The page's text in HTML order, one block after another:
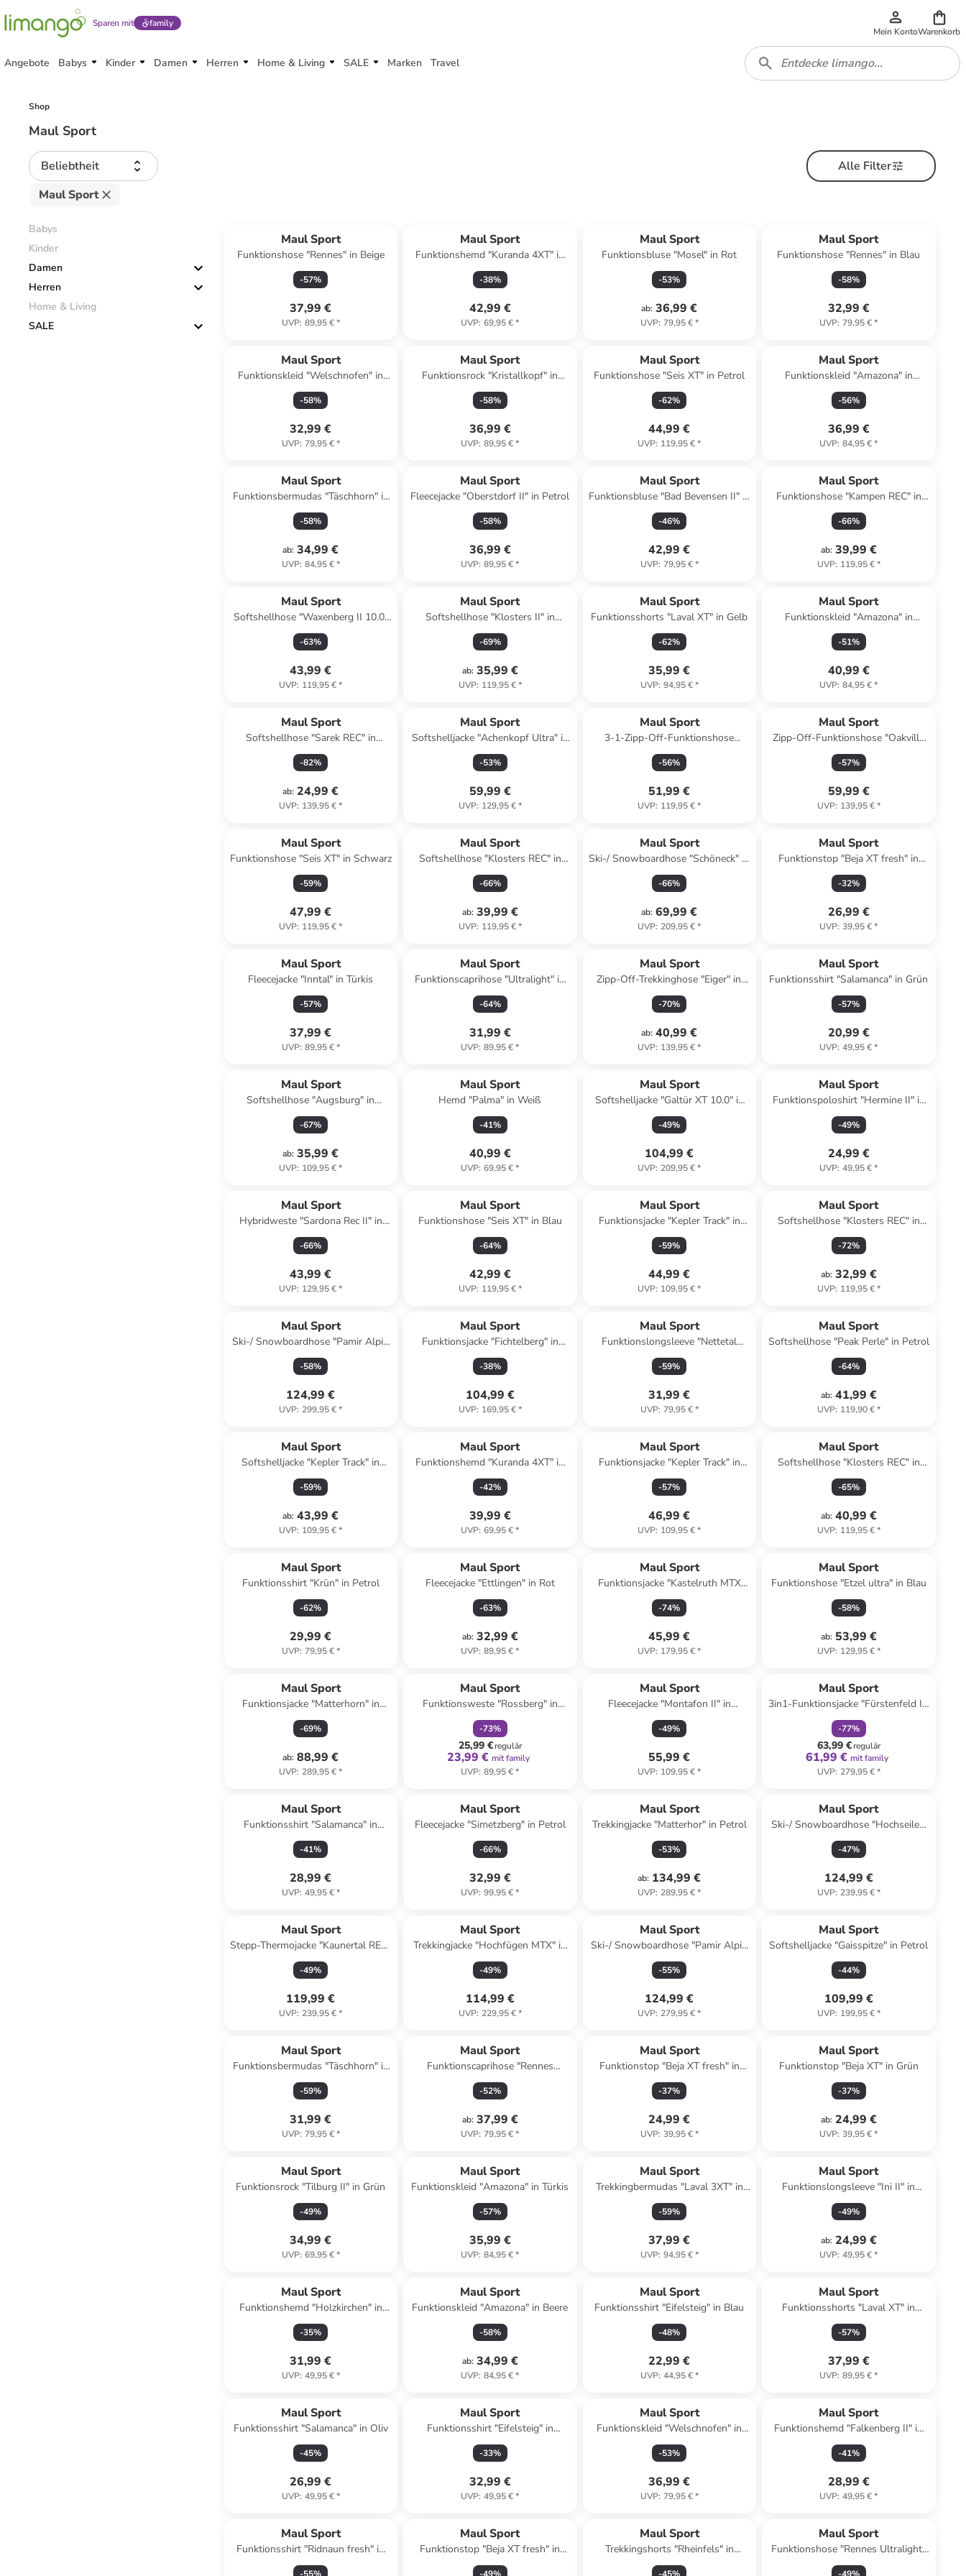
Sparen mit family
Mein KontoWarenkorb
Angebote Babys Kinder Damen Herren Home & Living SALE Marken Travel
Shop
Maul Sport
Beliebtheit
Alle Filter
Maul Sport
Babys
Kinder
Damen
Herren
Home & Living
SALE
Maul Sport
Funktionshose "Rennes" in Beige
-57%
37,99 €
UVP: 89,95 €*
Maul Sport
Funktionshemd "Kuranda 4XT" in
Pink
-38%
42,99 €
UVP: 69,95 €*
Maul Sport
Funktionsbluse "Mosel" in Rot
-53%
ab: 36,99 €
UVP: 79,95 €*
Maul Sport
Funktionshose "Rennes" in Blau
-58%
32,99 €
UVP: 79,95 €*
Maul Sport
Funktionskleid "Welschnofen" in
Anthrazit
-58%
32,99 €
UVP: 79,95 €*
Maul Sport
Funktionsrock "Kristallkopf" in
Dunkelblau
-58%
36,99 €
UVP: 89,95 €*
Maul Sport
Funktionshose "Seis XT" in Petrol
-62%
44,99 €
UVP: 119,95 €*
Maul Sport
Funktionskleid "Amazona" in
Dunkelblau
-56%
36,99 €
UVP: 84,95 €*
Maul Sport
Funktionsbermudas "Täschhorn" in
Schwarz
-58%
ab: 34,99 €
UVP: 84,95 €*
Maul Sport
Fleecejacke "Oberstdorf II" in Petrol
-58%
36,99 €
UVP: 89,95 €*
Maul Sport
Funktionsbluse "Bad Bevensen II" in
Pink
-46%
42,99 €
UVP: 79,95 €*
Maul Sport
Funktionshose "Kampen REC" in
Khaki
-66%
ab: 39,99 €
UVP: 119,95 €*
Maul Sport
Softshellhose "Waxenberg II 10.0"
in Schwarz
-63%
43,99 €
UVP: 119,95 €*
Maul Sport
Softshellhose "Klosters II" in
Braunrot
-69%
ab: 35,99 €
UVP: 119,95 €*
Maul Sport
Funktionsshorts "Laval XT" in Gelb
-62%
35,99 €
UVP: 94,95 €*
Maul Sport
Funktionskleid "Amazona" in
Koralle
-51%
40,99 €
UVP: 84,95 €*
Maul Sport
Softshellhose "Sarek REC" in
Anthrazit
-82%
ab: 24,99 €
UVP: 139,95 €*
Maul Sport
Softshelljacke "Achenkopf Ultra" in
Blau
-53%
59,99 €
UVP: 129,95 €*
Maul Sport
3-1-Zipp-Off-Funktionshose
"Feldberg II" in Schwarz
-56%
51,99 €
UVP: 119,95 €*
Maul Sport
Zipp-Off-Funktionshose "Oakville
2XT" in Grau
-57%
59,99 €
UVP: 139,95 €*
Maul Sport
Funktionshose "Seis XT" in Schwarz
-59%
47,99 €
UVP: 119,95 €*
Maul Sport
Softshellhose "Klosters REC" in
Schwarz
-66%
ab: 39,99 €
UVP: 119,95 €*
Maul Sport
Ski-/ Snowboardhose "Schöneck" in
Schwarz
-66%
ab: 69,99 €
UVP: 209,95 €*
Maul Sport
Funktionstop "Beja XT fresh" in
Pink
-32%
26,99 €
UVP: 39,95 €*
Maul Sport
Fleecejacke "Inntal" in Türkis
-57%
37,99 €
UVP: 89,95 €*
Maul Sport
Funktionscaprihose "Ultralight" in
Gelb
-64%
31,99 €
UVP: 89,95 €*
Maul Sport
Zipp-Off-Trekkinghose "Eiger" in
Petrol
-70%
ab: 40,99 €
UVP: 139,95 €*
Maul Sport
Funktionsshirt "Salamanca" in Grün
-57%
20,99 €
UVP: 49,95 €*
Maul Sport
Softshellhose "Augsburg" in
Schwarz
-67%
ab: 35,99 €
UVP: 109,95 €*
Maul Sport
Hemd "Palma" in Weiß
-41%
40,99 €
UVP: 69,95 €*
Maul Sport
Softshelljacke "Galtür XT 10.0" in
Blau
-49%
104,99 €
UVP: 209,95 €*
Maul Sport
Funktionspoloshirt "Hermine II" in
Pink
-49%
24,99 €
UVP: 49,95 €*
Maul Sport
Hybridweste "Sardona Rec II" in
Schwarz
-66%
43,99 €
UVP: 129,95 €*
Maul Sport
Funktionshose "Seis XT" in Blau
-64%
42,99 €
UVP: 119,95 €*
Maul Sport
Funktionsjacke "Kepler Track" in
Petrol/ Fuchsia
-59%
44,99 €
UVP: 109,95 €*
Maul Sport
Softshellhose "Klosters REC" in
Anthrazit
-72%
ab: 32,99 €
UVP: 119,95 €*
Maul Sport
Ski-/ Snowboardhose "Pamir Alpin
XT" in Anthrazit
-58%
124,99 €
UVP: 299,95 €*
Maul Sport
Funktionsjacke "Fichtelberg" in
Dunkelgrün
-38%
104,99 €
UVP: 169,95 €*
Maul Sport
Funktionslongsleeve "Nettetal
fresh" in Anthrazit
-59%
31,99 €
UVP: 79,95 €*
Maul Sport
Softshellhose "Peak Perle" in Petrol
-64%
ab: 41,99 €
UVP: 119,90 €*
Maul Sport
Softshelljacke "Kepler Track" in
Pink/ Blau
-59%
ab: 43,99 €
UVP: 109,95 €*
Maul Sport
Funktionshemd "Kuranda 4XT" in
Dunkelblau
-42%
39,99 €
UVP: 69,95 €*
Maul Sport
Funktionsjacke "Kepler Track" in
Schwarz/ Pink
-57%
46,99 €
UVP: 109,95 €*
Maul Sport
Softshellhose "Klosters REC" in
Dunkelblau
-65%
ab: 40,99 €
UVP: 119,95 €*
Maul Sport
Funktionsshirt "Krün" in Petrol
-62%
29,99 €
UVP: 79,95 €*
Maul Sport
Fleecejacke "Ettlingen" in Rot
-63%
ab: 32,99 €
UVP: 89,95 €*
Maul Sport
Funktionsjacke "Kastelruth MTX
20.0" in Türkis
-74%
45,99 €
UVP: 179,95 €*
Maul Sport
Funktionshose "Etzel ultra" in Blau
-58%
ab: 53,99 €
UVP: 129,95 €*
Maul Sport
Funktionsjacke "Matterhorn" in
Schwarz
-69%
ab: 88,99 €
UVP: 289,95 €*
Maul Sport
Funktionsweste "Rossberg" in
Schwarz
-73%
25,99 €regulär
23,99 € mit family
UVP: 89,95 €*
Maul Sport
Fleecejacke "Montafon II" in
Anthrazit/ Grau
-49%
55,99 €
UVP: 109,95 €*
Maul Sport
3in1-Funktionsjacke "Fürstenfeld II"
in Rot
-77%
63,99 €regulär
61,99 € mit family
UVP: 279,95 €*
Maul Sport
Funktionsshirt "Salamanca" in
Petrol
-41%
28,99 €
UVP: 49,95 €*
Maul Sport
Fleecejacke "Simetzberg" in Petrol
-66%
32,99 €
UVP: 99,95 €*
Maul Sport
Trekkingjacke "Matterhor" in Petrol
-53%
ab: 134,99 €
UVP: 289,95 €*
Maul Sport
Ski-/ Snowboardhose "Hochseiler"
in Schwarz
-47%
124,99 €
UVP: 239,95 €*
Maul Sport
Stepp-Thermojacke "Kaunertal REC"
in Blau/ Schwarz/ Grau
-49%
119,99 €
UVP: 239,95 €*
Maul Sport
Trekkingjacke "Hochfügen MTX" in
Grün
-49%
114,99 €
UVP: 229,95 €*
Maul Sport
Ski-/ Snowboardhose "Pamir Alpin
- Megatex" in Blau/ Dunkelblau
-55%
124,99 €
UVP: 279,95 €*
Maul Sport
Softshelljacke "Gaisspitze" in Petrol
-44%
109,99 €
UVP: 199,95 €*
Maul Sport
Funktionsbermudas "Täschhorn" in
Dunkelblau
-59%
31,99 €
UVP: 79,95 €*
Maul Sport
Funktionscaprihose "Rennes
Ultralight" - Regular fit - in Grau
-52%
ab: 37,99 €
UVP: 79,95 €*
Maul Sport
Funktionstop "Beja XT fresh" in
Pink
-37%
24,99 €
UVP: 39,95 €*
Maul Sport
Funktionstop "Beja XT" in Grün
-37%
ab: 24,99 €
UVP: 39,95 €*
Maul Sport
Funktionsrock "Tilburg II" in Grün
-49%
34,99 €
UVP: 69,95 €*
Maul Sport
Funktionskleid "Amazona" in Türkis
-57%
35,99 €
UVP: 84,95 €*
Maul Sport
Trekkingbermudas "Laval 3XT" in
Beere
-59%
37,99 €
UVP: 94,95 €*
Maul Sport
Funktionslongsleeve "Ini II" in
Koralle
-49%
ab: 24,99 €
UVP: 49,95 €*
Maul Sport
Funktionshemd "Holzkirchen" in
Blau
-35%
31,99 €
UVP: 49,95 €*
Maul Sport
Funktionskleid "Amazona" in Beere
-58%
ab: 34,99 €
UVP: 84,95 €*
Maul Sport
Funktionsshirt "Eifelsteig" in Blau
-48%
22,99 €
UVP: 44,95 €*
Maul Sport
Funktionsshorts "Laval XT" in
Schwarz
-57%
37,99 €
UVP: 89,95 €*
Maul Sport
Funktionsshirt "Salamanca" in Oliv
-45%
26,99 €
UVP: 49,95 €*
Maul Sport
Funktionsshirt "Eifelsteig" in
Schwarz
-33%
32,99 €
UVP: 49,95 €*
Maul Sport
Funktionskleid "Welschnofen" in
Grün
-53%
36,99 €
UVP: 79,95 €*
Maul Sport
Funktionshemd "Falkenberg II" in
Schwarz
-41%
28,99 €
UVP: 49,95 €*
Maul Sport
Funktionsshirt "Ridnaun fresh" in
Anthrazit
Maul Sport
Funktionstop "Beja XT fresh" in
Dunkelblau
Maul Sport
Trekkingshorts "Rheinfels" in
Anthrazit
Maul Sport
Funktionshose "Rennes Ultralight"
in Türkis